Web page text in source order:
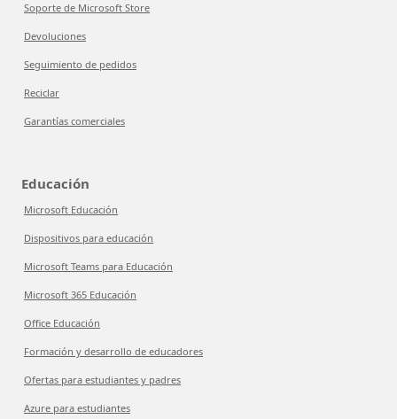
Soporte de Microsoft Store
Devoluciones
Seguimiento de pedidos
Reciclar
Garantías comerciales
Educación
Microsoft Educación
Dispositivos para educación
Microsoft Teams para Educación
Microsoft 365 Educación
Office Educación
Formación y desarrollo de educadores
Ofertas para estudiantes y padres
Azure para estudiantes